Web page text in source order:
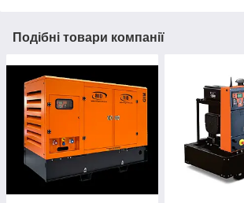
Подібні товари компанії